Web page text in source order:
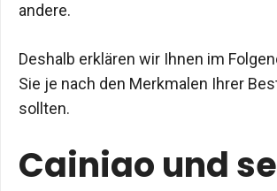
andere.
Deshalb erklären wir Ihnen im
Sie je nach den Merkmalen Ihrer
sollten.
Cainiao und